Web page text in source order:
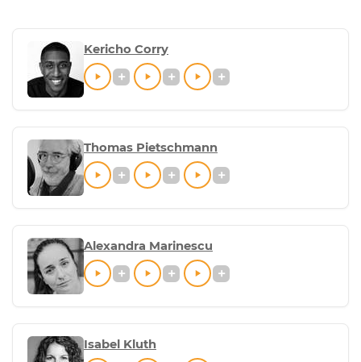
Kericho Corry
Thomas Pietschmann
Alexandra Marinescu
Isabel Kluth